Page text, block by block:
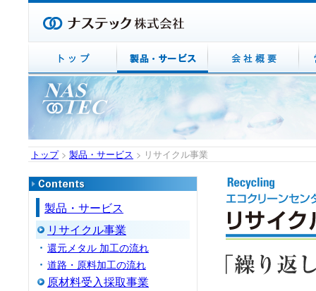
トップ> 製品・サービス > リサイクル事業
製品・サービス
リサイクル事業
還元メタル 加工の流れ
道路・原料加工の流れ
原材料受入採取事業